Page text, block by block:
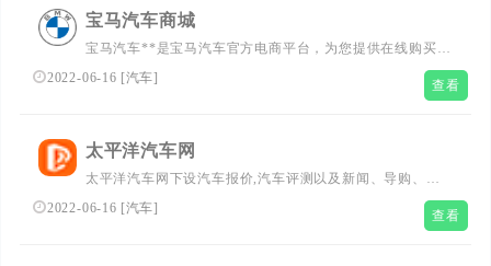
宝马汽车商城
宝马汽车**是宝马汽车官方电商平台，为您提供在线购买服
务，想了解更多关于宝马汽车价格、图片、内饰、外观、性
2022-06-16 [汽车] 查看
太平洋汽车网
太平洋汽车网下设汽车报价,汽车评测以及新闻、导购、维
修、保养、安全、汽车论坛、自驾游、汽车休闲、汽车文化
等方面的内容,是中国汽车排名前列的综合汽车网站,提供全
2022-06-16 [汽车] 查看